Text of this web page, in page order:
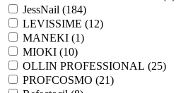
JessNail (184)
LEVISSIME (12)
MANEKI (1)
MIOKI (10)
OLLIN PROFESSIONAL (25)
PROFCOSMO (21)